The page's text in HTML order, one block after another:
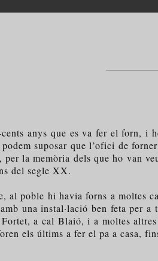
anys que es va fer el forn, i
podem suposar que l’ofici de
la memòria dels que ho van
del segle XX.
al poble hi havia forns a moltes
una instal·lació ben feta per
a cal Blaió, i a moltes
els últims a fer el pa a casa,